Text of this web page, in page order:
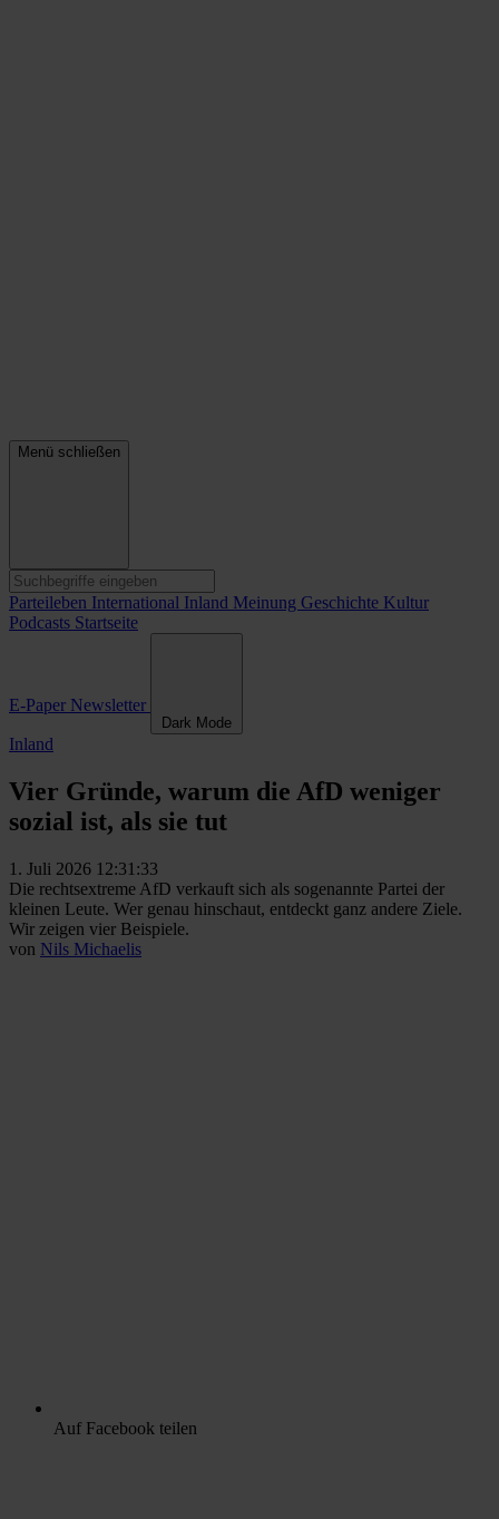
Menü schließen
Parteileben International Inland Meinung Geschichte Kultur
Podcasts Startseite
E-Paper Newsletter
Dark Mode
Inland
Vier Gründe, warum die AfD weniger
sozial ist, als sie tut
1. Juli 2026 12:31:33
Die rechtsextreme AfD verkauft sich als sogenannte Partei der
kleinen Leute. Wer genau hinschaut, entdeckt ganz andere Ziele.
Wir zeigen vier Beispiele.
von Nils Michaelis
Auf Facebook teilen